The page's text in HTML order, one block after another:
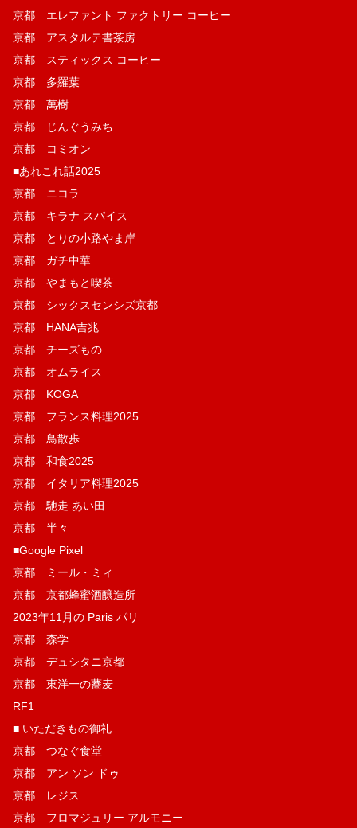
京都 エレファント ファクトリー コーヒー
京都 アスタルテ書茶房
京都 スティックス コーヒー
京都 多羅葉
京都 萬樹
京都 じんぐうみち
京都 コミオン
■あれこれ話2025
京都 ニコラ
京都 キラナ スパイス
京都 とりの小路やま岸
京都 ガチ中華
京都 やまもと喫茶
京都 シックスセンシズ京都
京都 HANA吉兆
京都 チーズもの
京都 オムライス
京都 KOGA
京都 フランス料理2025
京都 鳥散歩
京都 和食2025
京都 イタリア料理2025
京都 馳走 あい田
京都 半々
■Google Pixel
京都 ミール・ミィ
京都 京都蜂蜜酒醸造所
2023年11月の Paris パリ
京都 森学
京都 デュシタニ京都
京都 東洋一の蕎麦
RF1
■ いただきもの御礼
京都 つなぐ食堂
京都 アン ソン ドゥ
京都 レジス
京都 フロマジュリー アルモニー